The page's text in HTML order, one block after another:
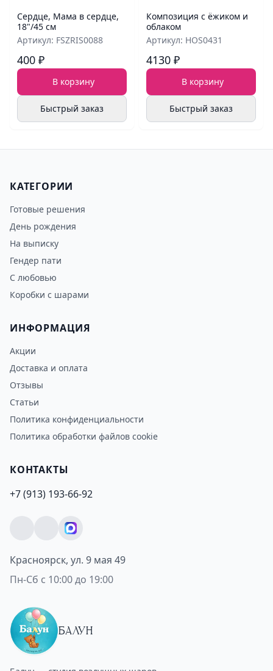
Сердце, Мама в сердце,
18"/45 см
Артикул: FSZRIS0088
400 ₽
В корзину
Быстрый заказ
Композиция с ёжиком и
облаком
Артикул: HOS0431
4130 ₽
В корзину
Быстрый заказ
КАТЕГОРИИ
Готовые решения
День рождения
На выписку
Гендер пати
С любовью
Коробки с шарами
ИНФОРМАЦИЯ
Акции
Доставка и оплата
Отзывы
Статьи
Политика конфиденциальности
Политика обработки файлов cookie
КОНТАКТЫ
+7 (913) 193-66-92
Красноярск, ул. 9 мая 49
Пн-Сб с 10:00 до 19:00
БАЛУН